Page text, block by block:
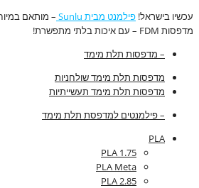
עכשיו בישראל! פילמנט מבית Sunlu
מדפסות FDM – עם איכות בלתי מתפשרת!
– מדפסות תלת מימד
מדפסות תלת מימד שולחניות
מדפסות תלת מימד תעשייתיות
– פילמנטים למדפסת תלת מימד
PLA
PLA 1.75
PLA Meta
PLA 2.85